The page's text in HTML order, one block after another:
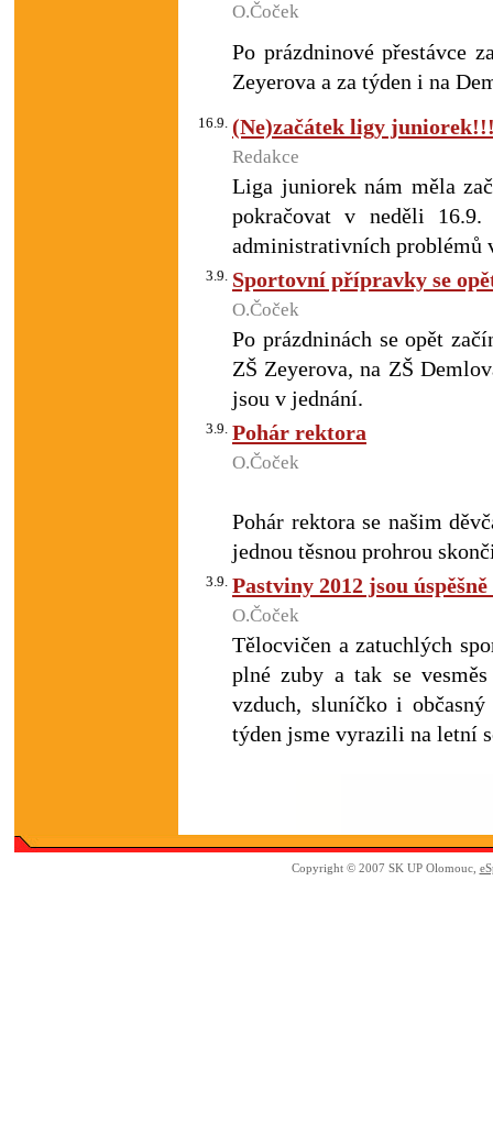
O.Čoček
Po prázdninové přestávce
Zeyerova a za týden i na
16.9. (Ne)začátek ligy
Redakce
Liga juniorek nám měla
pokračovat v neděli
administrativních problémů
3.9. Sportovní přípravky se
O.Čoček
Po prázdninách se opět
ZŠ Zeyerova, na ZŠ
jsou v jednání.
3.9. Pohár rektora
O.Čoček
Pohár rektora se našim
jednou těsnou prohrou
3.9. Pastviny 2012 jsou
O.Čoček
Tělocvičen a zatuchlých
plné zuby a tak se
vzduch, sluníčko i
týden jsme vyrazili na letní
Copyright © 2007 SK UP Olomouc,